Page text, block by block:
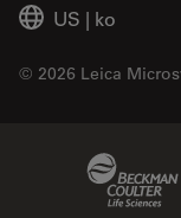
US | ko
© 2026 Leica